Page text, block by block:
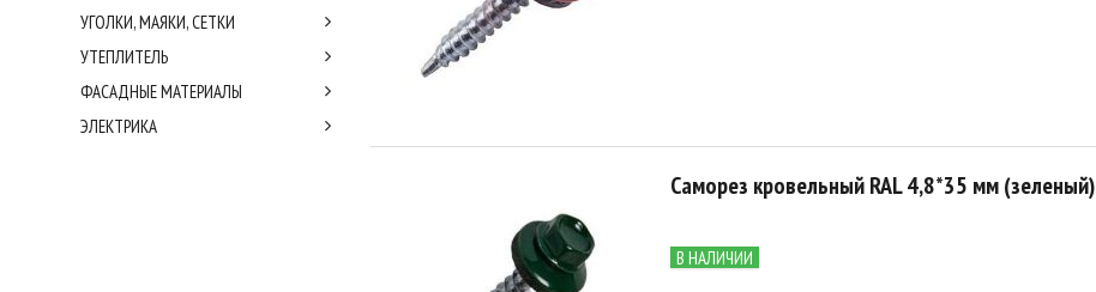
Саморез кровельный RAL 4,8*35 мм (зеленый)
В НАЛИЧИИ
УГОЛКИ, МАЯКИ, СЕТКИ
УТЕПЛИТЕЛЬ
ФАСАДНЫЕ МАТЕРИАЛЫ
ЭЛЕКТРИКА